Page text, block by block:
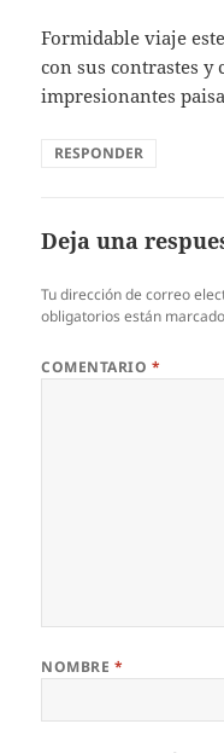
Formidable viaje
con sus contrastes y
impresionantes
RESPONDER
Deja una
Tu dirección de correo
obligatorios están
COMENTARIO *
NOMBRE *